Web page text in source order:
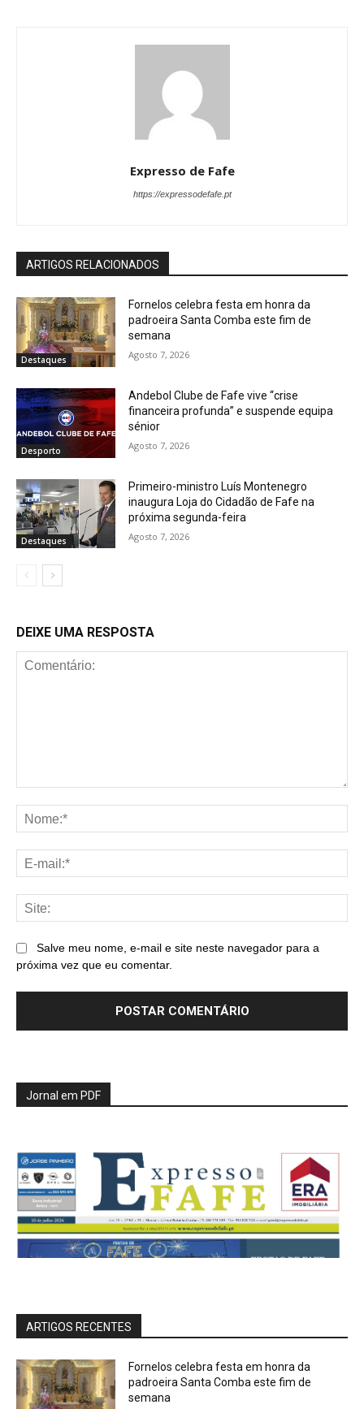
Expresso de Fafe
https://expressodefafe.pt
ARTIGOS RELACIONADOS
Destaques
Fornelos celebra festa em honra da
padroeira Santa Comba este fim de
semana
Agosto 7, 2026
Desporto
Andebol Clube de Fafe vive “crise
financeira profunda” e suspende equipa
sénior
Agosto 7, 2026
Destaques
Primeiro-ministro Luís Montenegro
inaugura Loja do Cidadão de Fafe na
próxima segunda-feira
Agosto 7, 2026
DEIXE UMA RESPOSTA
Salve meu nome, e-mail e site neste navegador para a
próxima vez que eu comentar.
Jornal em PDF
ARTIGOS RECENTES
Fornelos celebra festa em honra da
padroeira Santa Comba este fim de
semana